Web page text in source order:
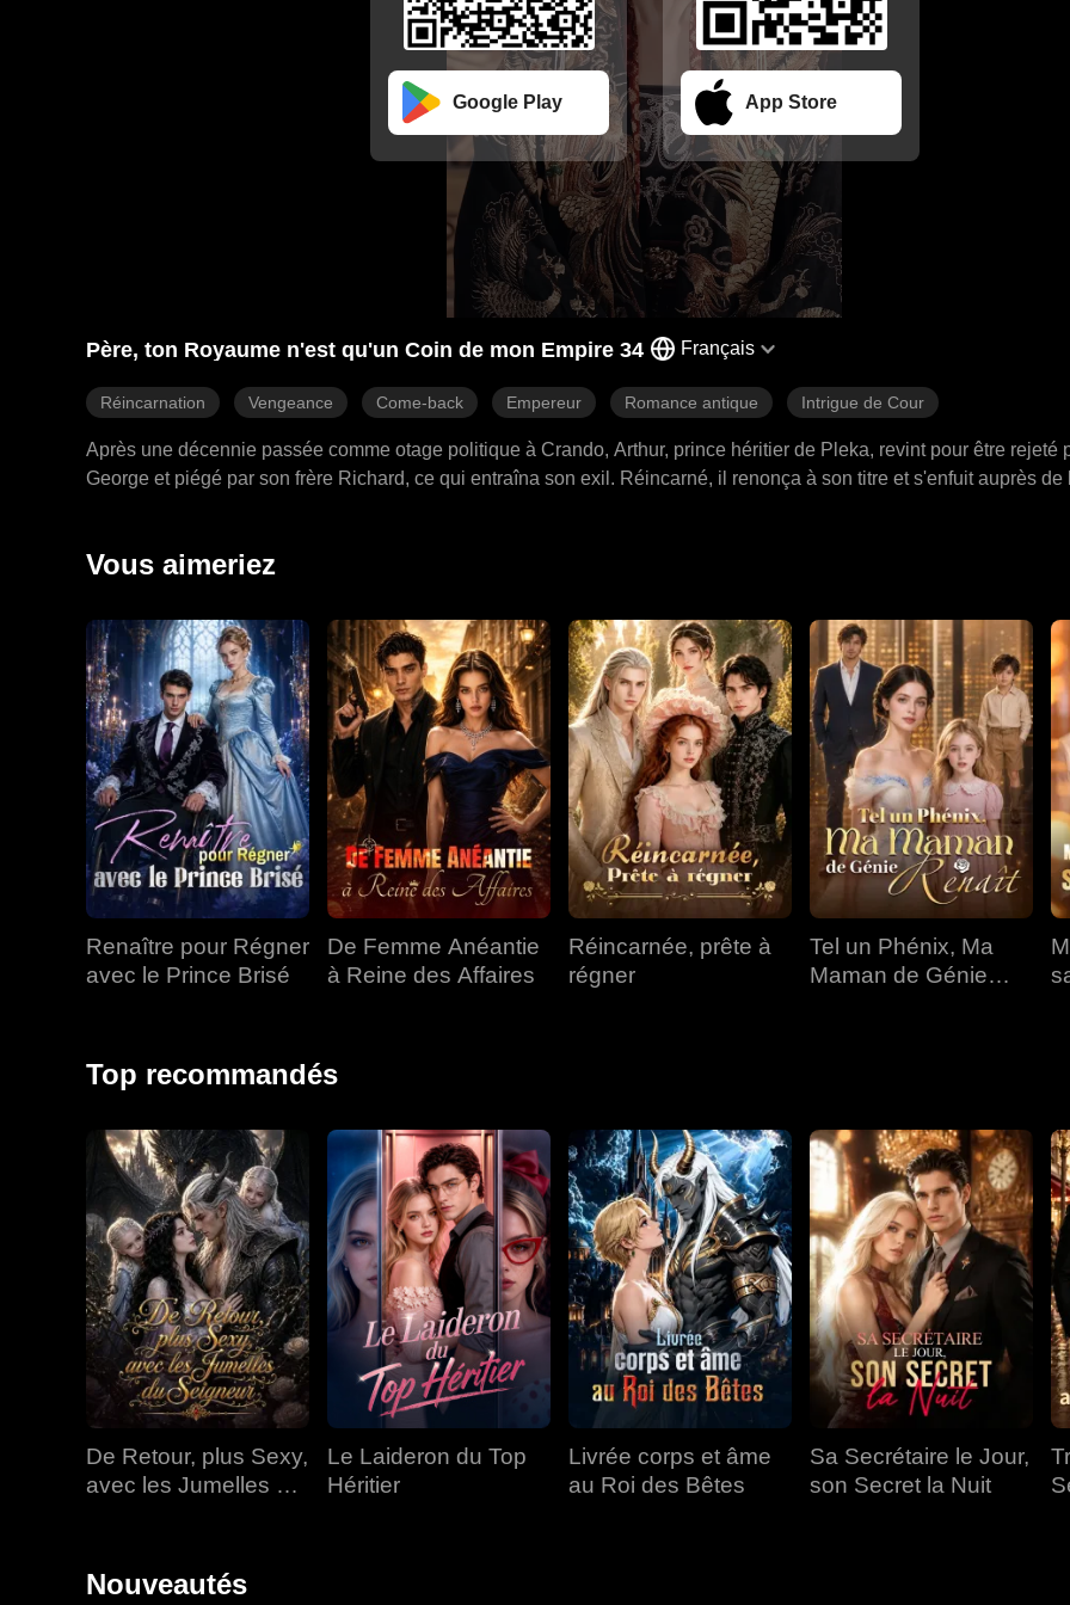
Google Play App Store
Père, ton Royaume n'est qu'un Coin de mon Empire 34 Français
Réincarnation Vengeance Come-back Empereur Romance antique Intrigue de Cour
Après une décennie passée comme otage politique à Crando, Arthur, prince héritier de Pleka, revint pour être rejeté
George et piégé par son frère Richard, ce qui entraîna son exil. Réincarné, il renonça à son titre et s'enfuit auprès de
Richard, dénonça George, écrasa une coalition de six nations et captura leurs souverains pour régner sur tous.
Vous aimeriez
Renaître pour Régner
avec le Prince Brisé
De Femme Anéantie
à Reine des Affaires
Réincarnée, prête à
régner
Tel un Phénix, Ma
Maman de Génie
Top recommandés
De Retour, plus Sexy,
avec les Jumelles du
Le Laideron du Top
Héritier
Livrée corps et âme
au Roi des Bêtes
Sa Secrétaire le Jour,
son Secret la Nuit
Nouveautés